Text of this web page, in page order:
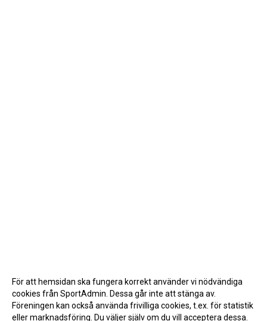
För att hemsidan ska fungera korrekt använder vi nödvändiga
cookies från SportAdmin. Dessa går inte att stänga av.
Föreningen kan också använda frivilliga cookies, t.ex. för statistik
eller marknadsföring. Du väljer själv om du vill acceptera dessa.